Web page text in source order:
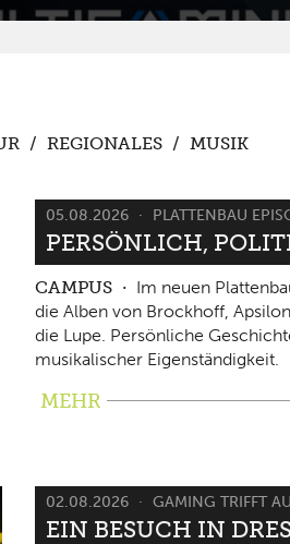
/ REGIONALES / MUSIK
05.08.2026 PLATTENBAU
PERSÖNLICH,
CAMPUS
Im neuen
die Alben von Brockhoff,
die Lupe. Persönliche
musikalischer Eigenständigkeit.
MEHR
02.08.2026 GAMING TRIFFT
EIN BESUCH IN